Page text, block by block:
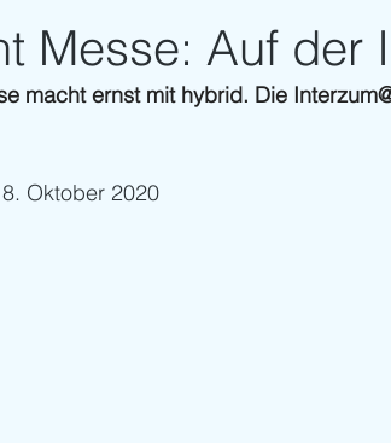
Messe: Auf der
macht ernst mit hybrid. Die
Oktober 2020